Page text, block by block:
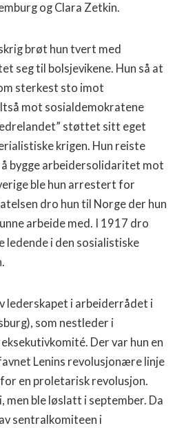
og Clara Zetkin.
brøt hun tvert med
seg til bolsjevikene. Hun så at
sterkest sto imot
mot sosialdemokratene
støttet sitt eget
krigen. Hun reiste
bygge arbeidersolidaritet mot
ble hun arrestert for
dro hun til Norge der hun
arbeide med. I 1917 dro
ledende i den sosialistiske
lederskapet i arbeiderrådet i
som nestleder i
Der var hun en
Lenins revolusjonære linje
en proletarisk revolusjon.
men ble løslatt i september. Da
sentralkomiteen i